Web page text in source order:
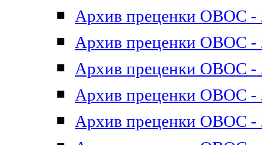
Архив преценки ОВОС -
Архив преценки ОВОС -
Архив преценки ОВОС -
Архив преценки ОВОС -
Архив преценки ОВОС -